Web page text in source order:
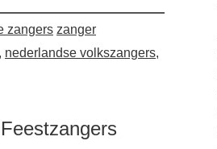
zangers zanger
nederlandse volkszangers,